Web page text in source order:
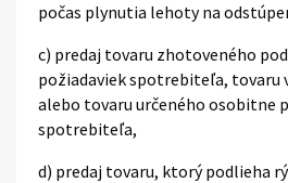
počas plynutia lehoty na
c) predaj tovaru zhotoveného
požiadaviek spotrebiteľa, tovaru
alebo tovaru určeného osobitne
spotrebiteľa,
d) predaj tovaru, ktorý podlieha